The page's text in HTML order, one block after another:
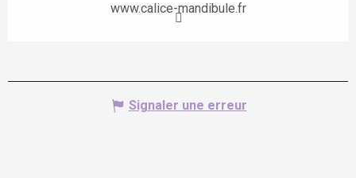
www.calice-mandibule.fr
Signaler une erreur